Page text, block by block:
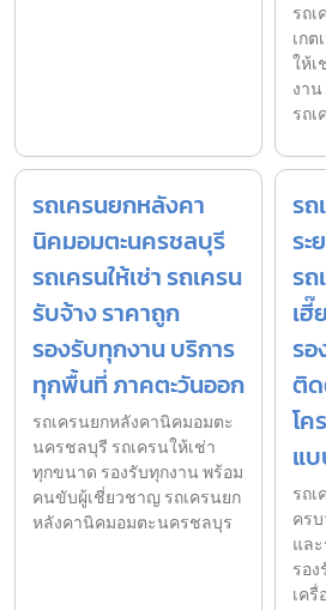
รถ
เกต
ให้
งา
รถ
รถเครนยกหลังคา
นิคมอมตะนครชลบุรี
รถเครนให้เช่า รถเครน
รับจ้าง ราคาถูก
รองรับทุกงาน บริการ
ทุกพื้นที่ ภาคตะวันออก
รถเครนยกหลังคานิคมอมตะ
นครชลบุรี รถเครนให้เช่า
ทุกขนาด รองรับทุกงาน พร้อม
คนขับผู้เชี่ยวชาญ รถเครนยก
หลังคานิคมอมตะนครชลบุร
รถ
ระ
รถ
เ
รอ
ติด
โค
แ
รถ
ครบ
แล
รอ
เค